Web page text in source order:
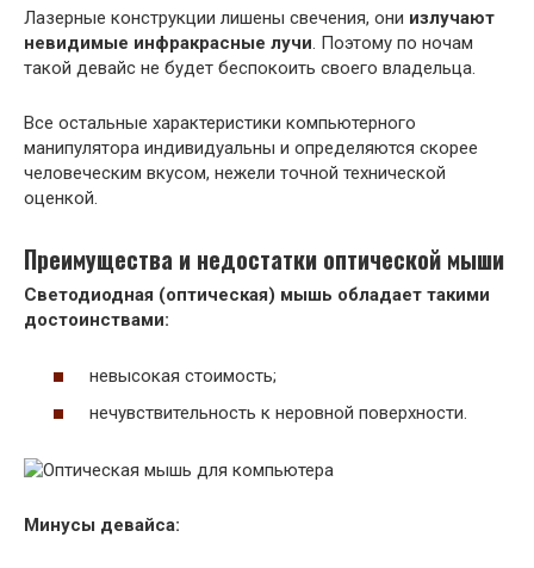
Лазерные конструкции лишены свечения, они излучают
невидимые инфракрасные лучи. Поэтому по ночам
такой девайс не будет беспокоить своего владельца.
Все остальные характеристики компьютерного
манипулятора индивидуальны и определяются скорее
человеческим вкусом, нежели точной технической
оценкой.
Преимущества и недостатки оптической мыши
Светодиодная (оптическая) мышь обладает такими
достоинствами:
невысокая стоимость;
нечувствительность к неровной поверхности.
Минусы девайса: